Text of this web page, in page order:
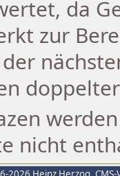
da
zur
nicht